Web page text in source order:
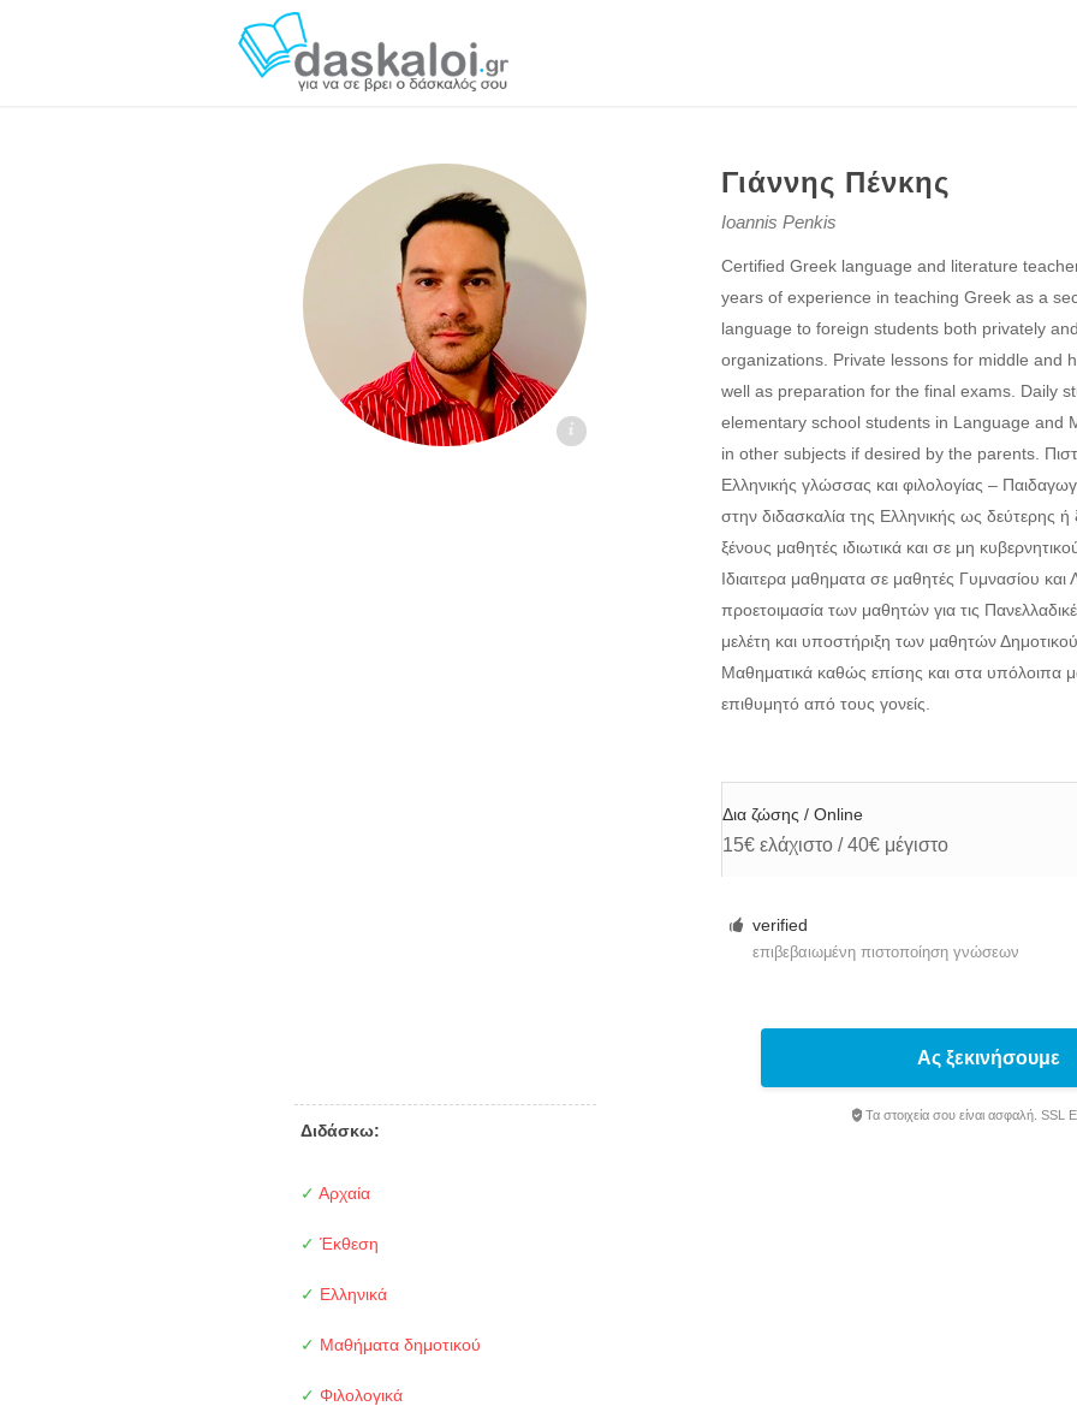
Γιάννης Πένκης daskaloi.gr
Γιάννης Πένκης
Ioannis Penkis
Certified Greek language and literature
years of experience in teaching Greek as a
language to foreign students both privately
organizations. Private lessons for middle and
well as preparation for the final exams. Daily
elementary school students in Language and
in other subjects if desired by the parents.
Ελληνικής γλώσσας και φιλολογίας –
στην διδασκαλία της Ελληνικής ως δεύτερης
ξένους μαθητές ιδιωτικά και σε μη
Ιδιαιτερα μαθηματα σε μαθητές Γυμνασίου και
προετοιμασία των μαθητών για τις
μελέτη και υποστήριξη των μαθητών
Μαθηματικά καθώς επίσης και στα υπόλοιπα
επιθυμητό από τους γονείς.
Δια ζώσης / Online
15€ ελάχιστο / 40€ μέγιστο
verified
επιβεβαιωμένη πιστοποίηση γνώσεων
Διδάσκω:
✓ Αρχαία
✓ Έκθεση
✓ Ελληνικά
✓ Μαθήματα δημοτικού
✓ Φιλολογικά
Ας ξεκινήσουμε
Τα στοιχεία σου είναι ασφαλή. SSL